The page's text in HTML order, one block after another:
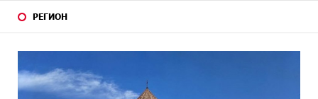
РЕГИОН